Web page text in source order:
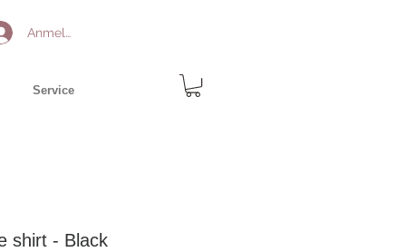
Anmelden
Service
shirt - Black